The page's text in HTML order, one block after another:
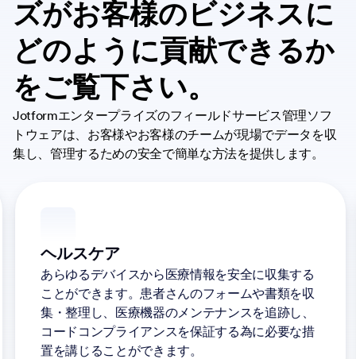
ズがお客様のビジネスに
どのように貢献できるか
をご覧下さい。
Jotformエンタープライズのフィールドサービス管理ソフ
トウェアは、お客様やお客様のチームが現場でデータを収
集し、管理するための安全で簡単な方法を提供します。
ヘルスケア
あらゆるデバイスから医療情報を安全に収集する
ことができます。患者さんのフォームや書類を収
集・整理し、医療機器のメンテナンスを追跡し、
コードコンプライアンスを保証する為に必要な措
置を講じることができます。